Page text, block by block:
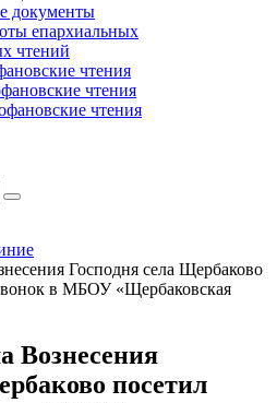
документы
епархиальных
чтений
чтения
чтения
чтения
Господня села Щербаково
в МБОУ «Щербаковская
Вознесения
посетил